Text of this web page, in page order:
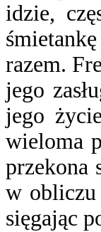
idzie,
razem.
jego
jego
wieloma
przekona
w obliczu
sięgając